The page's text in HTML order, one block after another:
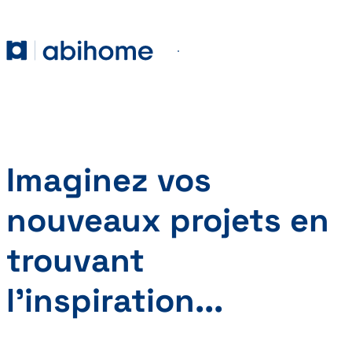
Abihome
Imaginez vos
nouveaux projets en
trouvant
l’inspiration...